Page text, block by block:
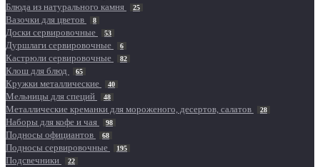
Блюда из натурального камня 25
Вазочки для цветов 8
Доски сервировочные 53
Дуршлаги сервировочные 6
Кастрюли сервировочные 82
Клош для блюд 65
Кружки металлические 40
Мельницы для специй 48
Металлические креманки для мороженого, десертов, салатов 28
Наборы для кофе и чая 98
Подносы официантов 68
Подносы сервировочные 195
Подсвечники 22